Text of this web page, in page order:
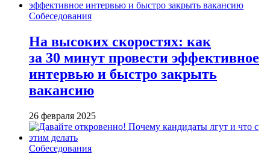
Собеседования
На высоких скоростях: как
за 30 минут провести эффективное
интервью и быстро закрыть
вакансию
26 февраля 2025
Собеседования